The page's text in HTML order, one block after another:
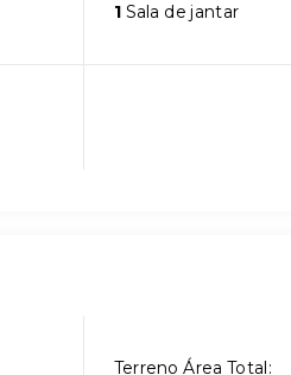
1Sala de jantar
Terreno Área Total: